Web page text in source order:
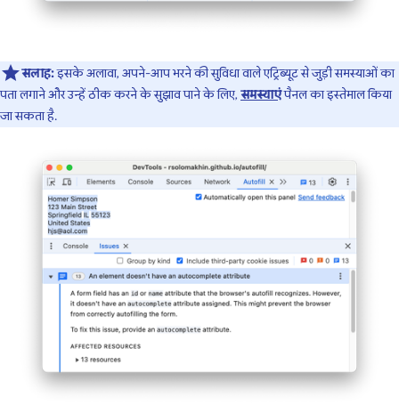
सलाह:इसके अलावा, अपने-आप भरने की सुविधा वाले एट्रिब्यूट से जुड़ी समस्याओं का
पता लगाने और उन्हें ठीक करने के सुझाव पाने के लिए, समस्याएंपैनल का इस्तेमाल किया
जा सकता है.